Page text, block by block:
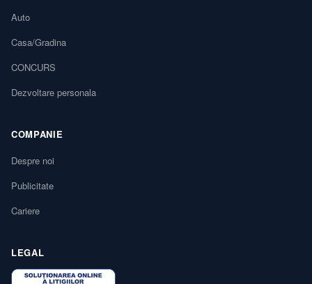
Auto
Casa/Gradina
CONCURS
Dezvoltare personala
COMPANIE
Despre noi
Publicitate
Cariere
LEGAL